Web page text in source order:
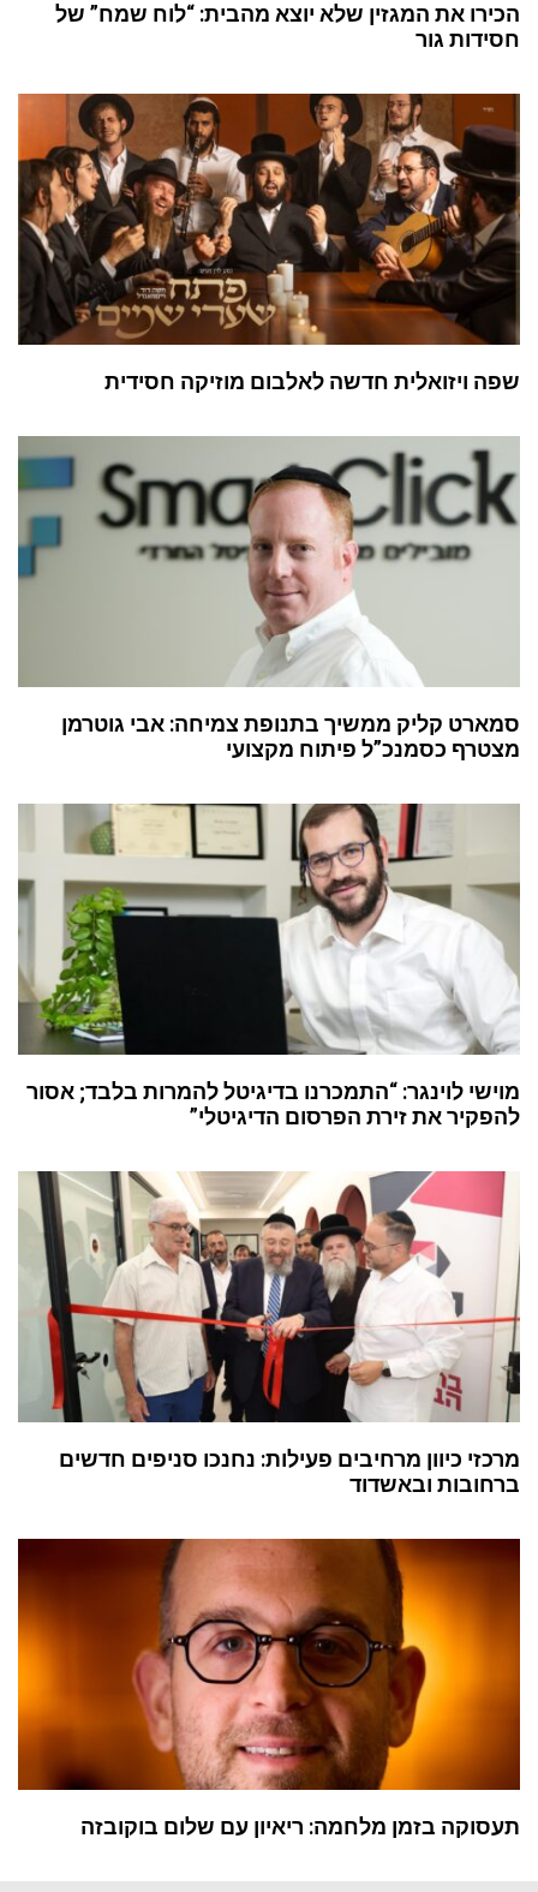
הכירו את המגזין שלא יוצא מהבית: “לוח שמח” של
חסידות גור
שפה ויזואלית חדשה לאלבום מוזיקה חסידית
סמארט קליק ממשיך בתנופת צמיחה: אבי גוטרמן
מצטרף כסמנכ”ל פיתוח מקצועי
מוישי לוינגר: “התמכרנו בדיגיטל להמרות בלבד; אסור
להפקיר את זירת הפרסום הדיגיטלי”
מרכזי כיוון מרחיבים פעילות: נחנכו סניפים חדשים
ברחובות ובאשדוד
תעסוקה בזמן מלחמה: ריאיון עם שלום בוקובזה